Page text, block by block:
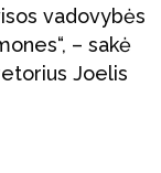
vadovybės
– sakė
Joelis